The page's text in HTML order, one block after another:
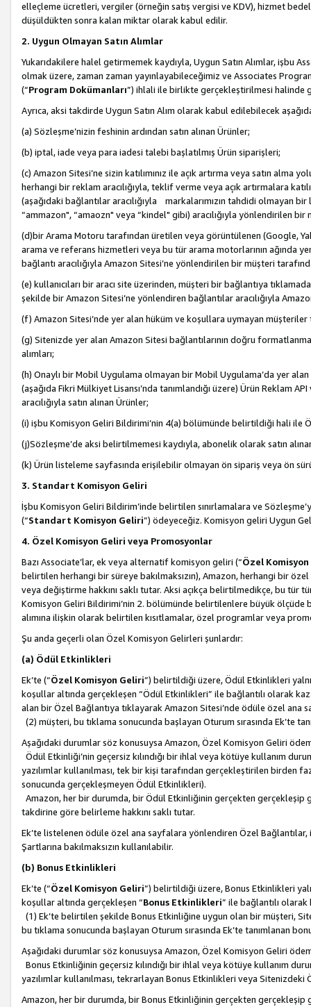
elleçleme ücretleri, vergiler (örneğin satış vergisi ve KDV), hizmet
düşüldükten sonra kalan miktar olarak kabul edilir.
2. Uygun Olmayan Satın Alımlar
Yukarıdakilere halel getirmemek kaydıyla, Uygun Satın Alımlar, işbu
olmak üzere, zaman zaman yayınlayabileceğimiz ve Associates
(“Program Dokümanları”) ihlali ile birlikte gerçekleştirilmesi halinde
Ayrıca, aksi takdirde Uygun Satın Alım olarak kabul edilebilecek
(a) Sözleşme’nizin feshinin ardından satın alınan Ürünler;
(b) iptal, iade veya para iadesi talebi başlatılmış Ürün siparişleri;
(c) Amazon Sitesi’ne sizin katılımınız ile açık artırma veya satın alma
herhangi bir reklam aracılığıyla, teklif verme veya açık artırmalara
(aşağıdaki bağlantılar aracılığıyla markalarımızın tahdidi olmayan
“ammazon", “amaozn" veya “kindel" gibi) aracılığıyla yönlendirilen
(d)bir Arama Motoru tarafından üretilen veya görüntülenen (Google,
arama ve referans hizmetleri veya bu tür arama motorlarının ağında
bağlantı aracılığıyla Amazon Sitesi’ne yönlendirilen bir müşteri
(e) kullanıcıları bir aracı site üzerinden, müşteri bir bağlantıya
şekilde bir Amazon Sitesi’ne yönlendiren bağlantılar aracılığıyla
(f) Amazon Sitesi’nde yer alan hüküm ve koşullara uymayan müşteriler
(g) Sitenizde yer alan Amazon Sitesi bağlantılarının doğru
alımları;
(h) Onaylı bir Mobil Uygulama olmayan bir Mobil Uygulama’da yer
(aşağıda Fikri Mülkiyet Lisansı’nda tanımlandığı üzere) Ürün Reklam
aracılığıyla satın alınan Ürünler;
(i) işbu Komisyon Geliri Bildirimi’nin 4(a) bölümünde belirtildiği hali ile
(j)Sözleşme’de aksi belirtilmemesi kaydıyla, abonelik olarak satın
(k) Ürün listeleme sayfasında erişilebilir olmayan ön sipariş veya ön
3. Standart Komisyon Geliri
İşbu Komisyon Geliri Bildirim’inde belirtilen sınırlamalara ve
(“Standart Komisyon Geliri”) ödeyeceğiz. Komisyon geliri Uygun
4. Özel Komisyon Geliri veya Promosyonlar
Bazı Associate’lar, ek veya alternatif komisyon geliri (“Özel
belirtilen herhangi bir süreye bakılmaksızın), Amazon, herhangi bir
veya değiştirme hakkını saklı tutar. Aksi açıkça belirtilmedikçe, bu tür
Komisyon Geliri Bildirimi’nin 2. bölümünde belirtilenlere büyük ölçüde
alımına ilişkin olarak belirtilen kısıtlamalar, özel programlar veya
Şu anda geçerli olan Özel Komisyon Gelirleri şunlardır:
(a) Ödül Etkinlikleri
Ek’te (“Özel Komisyon Geliri”) belirtildiği üzere, Ödül Etkinlikleri
koşullar altında gerçekleşen “Ödül Etkinlikleri” ile bağlantılı olarak
alan bir Özel Bağlantıya tıklayarak Amazon Sitesi’nde ödüle özel ana
(2) müşteri, bu tıklama sonucunda başlayan Oturum sırasında Ek’te
Aşağıdaki durumlar söz konusuysa Amazon, Özel Komisyon Geliri
Ödül Etkinliği’nin geçersiz kılındığı bir ihlal veya kötüye kullanım
yazılımlar kullanılması, tek bir kişi tarafından gerçekleştirilen
sonucunda gerçekleşmeyen Ödül Etkinlikleri).
Amazon, her bir durumda, bir Ödül Etkinliğinin gerçekten gerçekleşip
takdirine göre belirleme hakkını saklı tutar.
Ek’te listelenen ödüle özel ana sayfalara yönlendiren Özel
Şartlarına bakılmaksızın kullanılabilir.
(b) Bonus Etkinlikleri
Ek’te (“Özel Komisyon Geliri”) belirtildiği üzere, Bonus Etkinlikleri
koşullar altında gerçekleşen “Bonus Etkinlikleri” ile bağlantılı olarak
(1) Ek’te belirtilen şekilde Bonus Etkinliğine uygun olan bir müşteri,
bu tıklama sonucunda başlayan Oturum sırasında Ek’te tanımlanan
Aşağıdaki durumlar söz konusuysa Amazon, Özel Komisyon Geliri
Bonus Etkinliğinin geçersiz kılındığı bir ihlal veya kötüye kullanım
yazılımlar kullanılması, tekrarlayan Bonus Etkinlikleri veya
Amazon, her bir durumda, bir Bonus Etkinliğinin gerçekten gerçekleşip